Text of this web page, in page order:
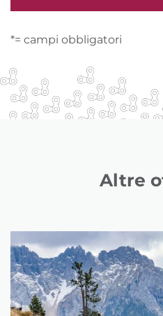
*= campi obbligatori
Altre